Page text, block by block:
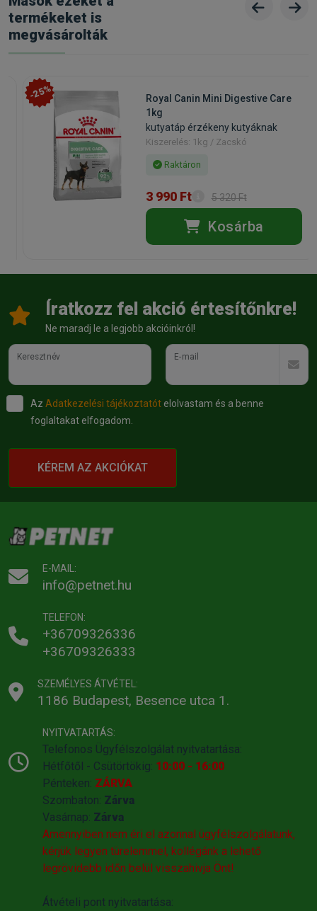
termékeket is
megvásárolták
-25%
Royal Canin Mini Digestive Care
1kg
kutyatáp érzékeny kutyáknak
Kiszerelés: 1kg / Zacskó
Raktáron
3 990 Ft 5 320 Ft
Kosárba
Íratkozz fel akció értesítőnkre!
Ne maradj le a legjobb akcióinkról!
Keresztnév E-mail
Az Adatkezelési tájékoztatót elolvastam és a benne
foglaltakat elfogadom.
KÉREM AZ AKCIÓKAT
E-MAIL:
info@petnet.hu
TELEFON:
+36709326336
+36709326333
SZEMÉLYES ÁTVÉTEL:
1186 Budapest, Besence utca 1.
NYITVATARTÁS:
Telefonos Ügyfélszolgálat nyitvatartása:
Hétfőtől - Csütörtökig: 10:00 - 16:00
Pénteken: ZÁRVA
Szombaton: Zárva
Vasárnap: Zárva
Amennyiben nem éri el azonnal ügyfélszolgálatunk,
kérjük legyen türelemmel, kollégánk a lehető
legrövidebb időn belül visszahivja Önt!
Átvételi pont nyitvatartása: